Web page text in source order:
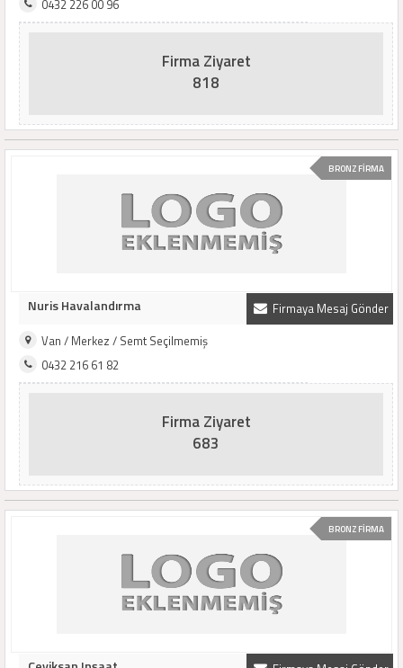
0432 226 00 96
Firma Ziyaret
818
BRONZ FİRMA
Firmaya Mesaj Gönder
Nuris Havalandırma
Van / Merkez / Semt Seçilmemiş
0432 216 61 82
Firma Ziyaret
683
BRONZ FİRMA